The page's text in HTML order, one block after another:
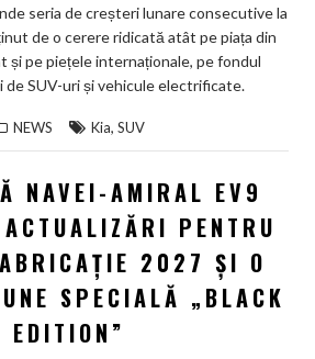
seria de creșteri lunare consecutive la
de o cerere ridicată atât pe piața din
și pe piețele internaționale, pe fondul
de SUV-uri și vehicule electrificate.
NEWS Kia, SUV
NAVEI-AMIRAL EV9
PENTRU
2027 ȘI O
SPECIALĂ „BLACK
EDITION”